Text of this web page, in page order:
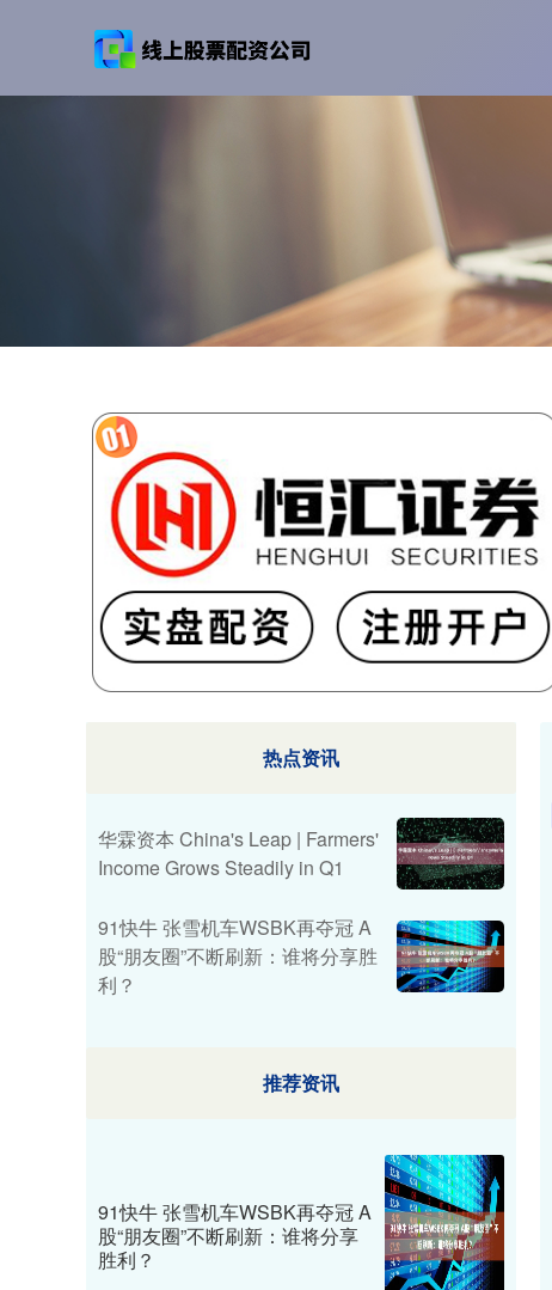
热点资讯
华霖资本 China's Leap | ​Farmers'
Income Grows Steadily in Q1
91快牛 张雪机车WSBK再夺冠 A
股“朋友圈”不断刷新：谁将分享胜
利？
推荐资讯
91快牛 张雪机车WSBK再夺冠 A
股“朋友圈”不断刷新：谁将分享
胜利？